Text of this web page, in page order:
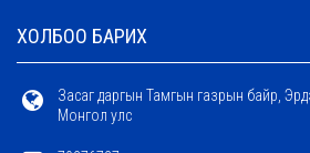
ХОЛБОО БАРИХ
Засаг даргын Тамгын газрын байр,
Монгол улс